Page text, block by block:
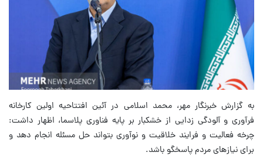
به گزارش خبرنگار مهر، محمد اسلامی در آئین افتتاحیه اولین کارخانه
فرآوری و آلودگی زدایی از خشکبار بر پایه فناوری پلاسما، اظهار داشت:
چرخه فعالیت و فرایند خلاقیت و نوآوری بتواند حل مسئله انجام دهد و
برای نیازهای مردم پاسخگو باشد.